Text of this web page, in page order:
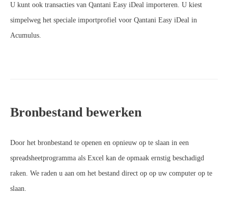
U kunt ook transacties van Qantani Easy iDeal importeren. U kiest
simpelweg het speciale importprofiel voor Qantani Easy iDeal in
Acumulus.
Bronbestand bewerken
Door het bronbestand te openen en opnieuw op te slaan in een
spreadsheetprogramma als Excel kan de opmaak ernstig beschadigd
raken. We raden u aan om het bestand direct op op uw computer op te
slaan.